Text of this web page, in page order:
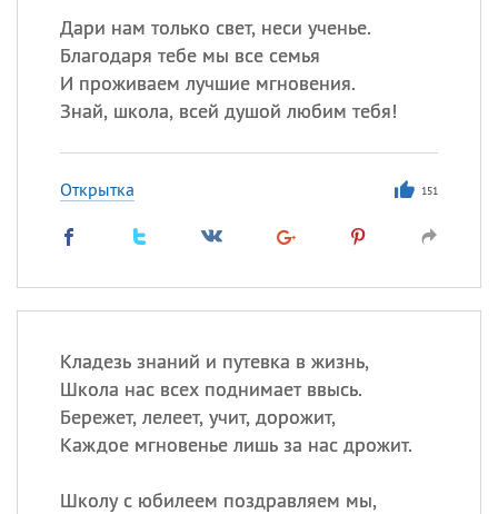
Дари нам только свет, неси ученье.
Благодаря тебе мы все семья
И проживаем лучшие мгновения.
Знай, школа, всей душой любим тебя!
Открытка 151
Кладезь знаний и путевка в жизнь,
Школа нас всех поднимает ввысь.
Бережет, лелеет, учит, дорожит,
Каждое мгновенье лишь за нас дрожит.
Школу с юбилеем поздравляем мы,